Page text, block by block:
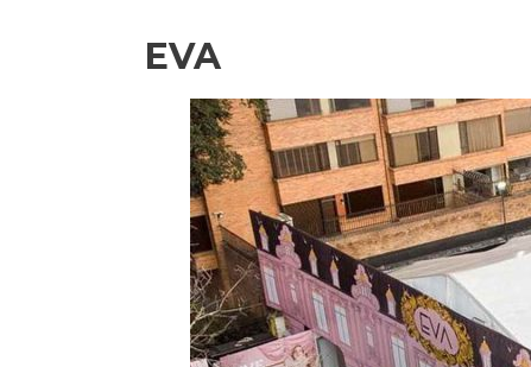
EVA